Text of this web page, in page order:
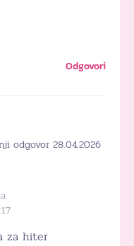
Odgovori
odgovor 28.04.2026
za hiter